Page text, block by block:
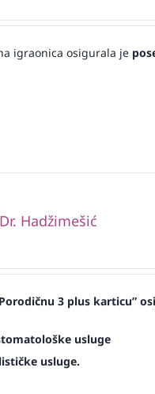
igraonica osigurala je
Hadžimešić
3 plus karticu”
usluge
usluge.